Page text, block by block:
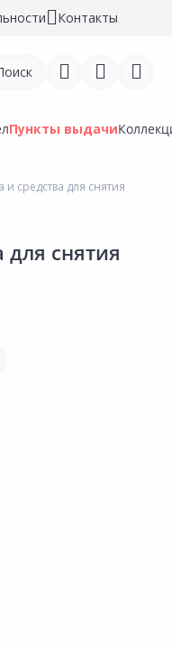
Контакты
Пункты выдачи
и средства для снятия
для снятия